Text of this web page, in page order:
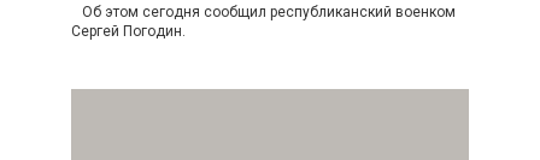
Об этом сегодня сообщил республиканский военком
Сергей Погодин.